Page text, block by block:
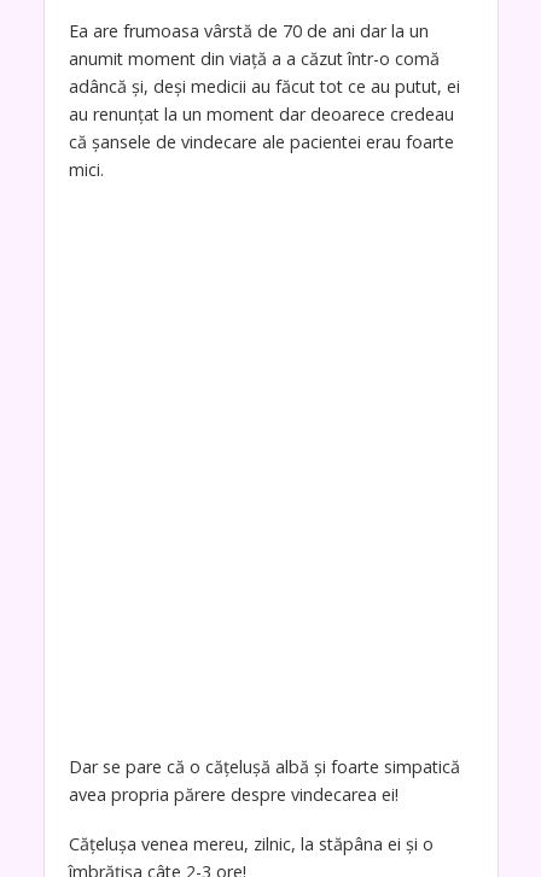
Ea are frumoasa vârstă de 70 de ani dar la un
anumit moment din viață a a căzut într-o comă
adâncă și, deși medicii au făcut tot ce au putut, ei
au renunțat la un moment dar deoarece credeau
că șansele de vindecare ale pacientei erau foarte
mici.
Dar se pare că o cățelușă albă și foarte simpatică
avea propria părere despre vindecarea ei!
Cățelușa venea mereu, zilnic, la stăpâna ei și o
îmbrățișa câte 2-3 ore!